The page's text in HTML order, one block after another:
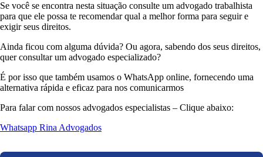
Se você se encontra nesta situação consulte um advogado trabalhista
para que ele possa te recomendar qual a melhor forma para seguir e
exigir seus direitos.
Ainda ficou com alguma dúvida? Ou agora, sabendo dos seus direitos,
quer consultar um advogado especializado?
É por isso que também usamos o WhatsApp online, fornecendo uma
alternativa rápida e eficaz para nos comunicarmos
Para falar com nossos advogados especialistas – Clique abaixo:
Whatsapp Rina Advogados